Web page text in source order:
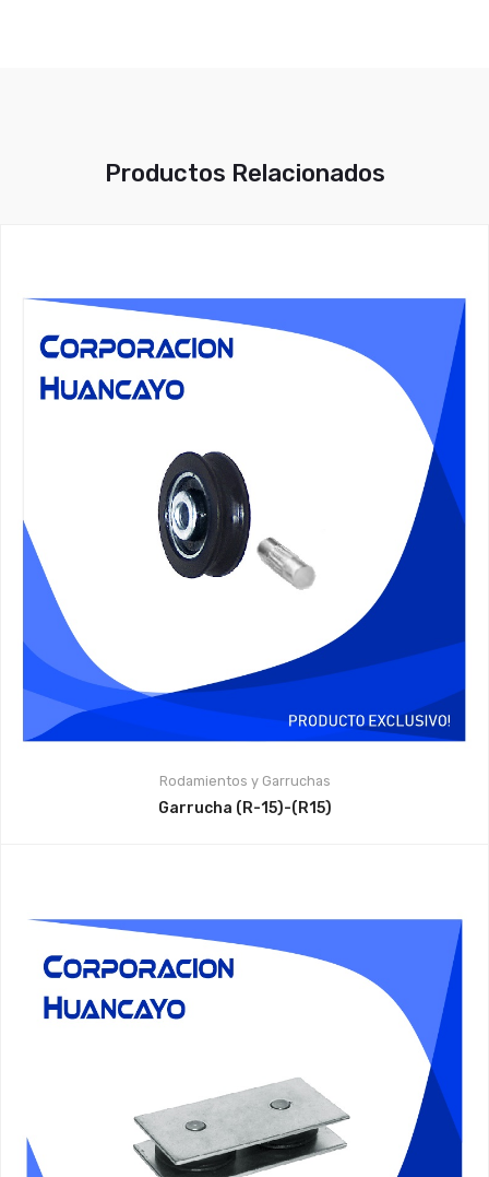
Productos Relacionados
Rodamientos y Garruchas
Garrucha (R-15)-(R15)